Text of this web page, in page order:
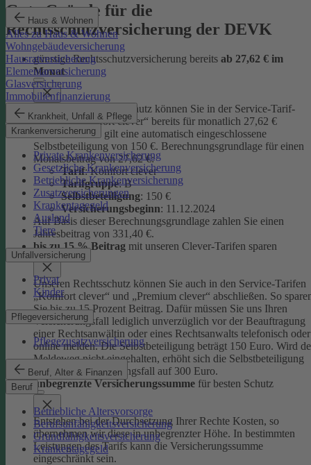
Haus & Wohnen
Alles zu Haus & Wohnen
Wohngebäudeversicherung
Hausratversicherung
Elementarversicherung
Glasversicherung
Immobilienfinanzierung
Krankheit, Unfall & Pflege
Krankenversicherung
Private Krankenversicherung
Gesetzliche Krankenversicherung
Betriebliche Krankenversicherung
Zusatzversicherungen
Krankentagegeld
Ausland
Tiere
Unfallversicherung
Privat
Kinder
Pflegeversicherung
Pflegezusatzversicherung
Beruf, Alter & Finanzen
Beruf
Betriebliche Altersvorsorge
Berufsunfähigkeitsversicherung
Grundfähigkeitsversicherung
Krankentagegeld
Gute Gründe für die
Rechtsschutzversicherung der DEVK
günstige Rechtsschutzversicherung bereits ab 27,62 € im
Monat
Unseren Privatrechtsschutz können Sie in der Service-Tarif-
Variante „Komfort clever“ bereits für monatlich 27,62 €
abschließen. Es gilt eine automatisch eingeschlossene
Selbstbeteiligung von 150 €. Berechnungsgrundlage für einen
Monatsbeitrag von 27,62 €:
Tarif: Komfort clever
Tarifgruppe: B
Selbstbeteiligung: 150 €
Versicherungsbeginn: 11.12.2024
Auf Basis dieser Berechnungsgrundlage zahlen Sie einen
Jahresbeitrag von 331,40 €.
bis zu 15 % Beitrag mit unseren Clever-Tarifen sparen
Unseren Rechtsschutz können Sie auch in den Service-Tarifen
„Komfort clever“ und „Premium clever“ abschließen. So
Sie bis zu 15 Prozent Beitrag. Dafür müssen Sie uns Ihren
Versicherungsfall lediglich unverzüglich vor der Beauftragung
einer Rechtsanwältin oder eines Rechtsanwalts telefonisch oder
online melden. Die Selbstbeteiligung beträgt 150 Euro. Wird
Meldeweg nicht eingehalten, erhöht sich die Selbstbeteiligung
für diesen Versicherungsfall auf 300 Euro.
unbegrenzte Versicherungssumme für besten Schutz
Entstehen bei der Durchsetzung Ihrer Rechte Kosten, so
übernehmen wir diese in unbegrenzter Höhe. In bestimmten
Leistungen des Tarifs kann die Versicherungssumme
eingeschränkt sein.